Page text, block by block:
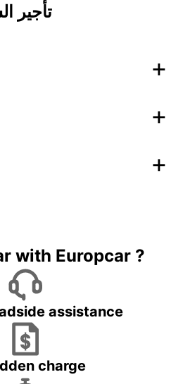
تأجير
with Europcar ?
assistance
charge